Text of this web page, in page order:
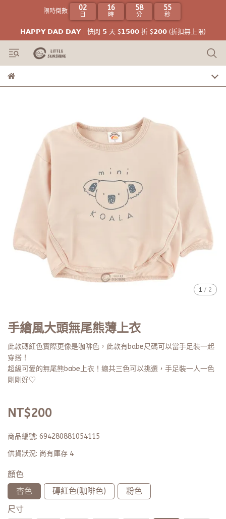
限時倒數 02
日
16
時
58
分
54
秒
𝗛𝗔𝗣𝗣𝗬 𝗗𝗔𝗗 𝗗𝗔𝗬｜快閃 𝟱 天 $𝟭𝟱𝟬𝟬 折 $𝟮𝟬𝟬 (折扣無上限)
1 / 2
手繪風大頭無尾熊薄上衣
此款磚紅色實際更像是咖啡色，此款有babe尺碼可以當手足裝一起
穿搭！
超級可愛的無尾熊babe上衣！總共三色可以挑選，手足裝一人一色
剛剛好♡
NT$200
商品編號: 694280881054115
供貨狀況: 尚有庫存 4
顏色
杏色
磚紅色(咖啡色)
粉色
尺寸